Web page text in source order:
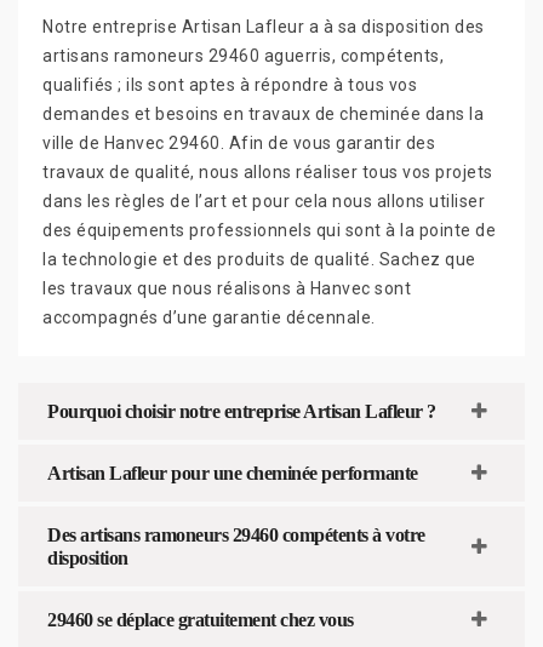
Notre entreprise Artisan Lafleur a à sa disposition des
artisans ramoneurs 29460 aguerris, compétents,
qualifiés ; ils sont aptes à répondre à tous vos
demandes et besoins en travaux de cheminée dans la
ville de Hanvec 29460. Afin de vous garantir des
travaux de qualité, nous allons réaliser tous vos projets
dans les règles de l’art et pour cela nous allons utiliser
des équipements professionnels qui sont à la pointe de
la technologie et des produits de qualité. Sachez que
les travaux que nous réalisons à Hanvec sont
accompagnés d’une garantie décennale.
Pourquoi choisir notre entreprise Artisan Lafleur ?
Artisan Lafleur pour une cheminée performante
Des artisans ramoneurs 29460 compétents à votre
disposition
29460 se déplace gratuitement chez vous